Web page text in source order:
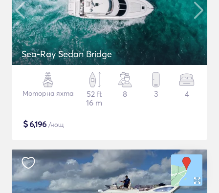
Sea-Ray Sedan Bridge
Моторна яхта
52 ft
16 m
8 3 4
$6,196 /нощ